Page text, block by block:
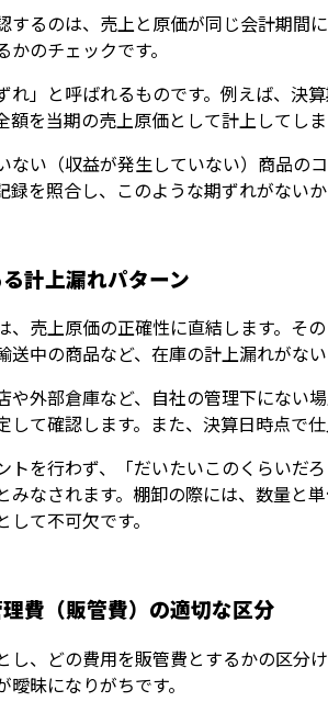
するのは、売上と原価が同じ会計期間
のチェックです。
れ」と呼ばれるものです。例えば、決
額を当期の売上原価として計上してし
ない（収益が発生していない）商品の
録を照合し、このような期ずれがない
計上漏れパターン
、売上原価の正確性に直結します。そ
送中の商品など、在庫の計上漏れがな
や外部倉庫など、自社の管理下にない
して確認します。また、決算日時点で
トを行わず、「だいたいこのくらいだ
みなされます。棚卸の際には、数量と
て不可欠です。
費（販管費）の適切な区分
し、どの費用を販管費とするかの区分
昧になりがちです。